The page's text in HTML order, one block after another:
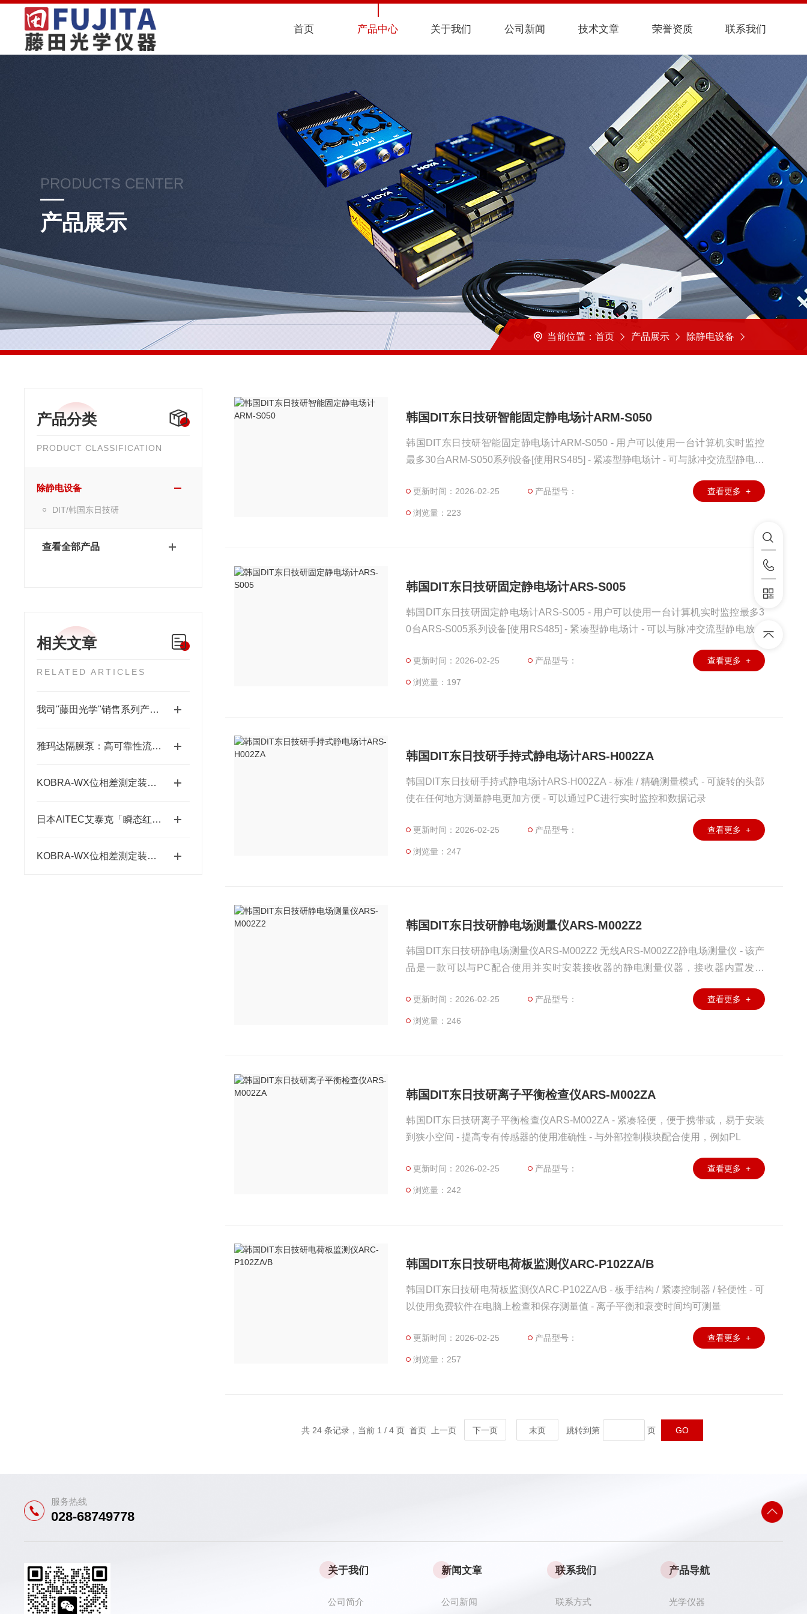
首页 产品中心 关于我们 公司新闻 技术文章 荣誉资质 联系我们
PRODUCTS CENTER
产品展示
当前位置： 首页 产品展示 除静电设备
产品分类
PRODUCT CLASSIFICATION
除静电设备
DIT/韩国东日技研
查看全部产品
相关文章
RELATED ARTICLES
我司''藤田光学''销售系列产品成为日本MUSASHI武蔵新的代理店
雅玛达隔膜泵：高可靠性流体输送的工业优选
KOBRA-WX位相差測定装置：高精度光学相位测量的关键技术解析
日本AITEC艾泰克「瞬态红外脉冲加热模块」总代理
KOBRA-WX位相差測定装置技术原理：让“相位”变成“光强”
韩国DIT东日技研智能固定静电场计ARM-S050
韩国DIT东日技研智能固定静电场计ARM-S050 - 用户可以使用一台计算机实时监控
最多30台ARM-S050系列设备[使用RS485] - 紧凑型静电场计 - 可与脉冲交流型静电放
准 / 精确测量模式 - 提供监控软件
更新时间：2026-02-25 产品型号：
浏览量：223
查看更多 +
韩国DIT东日技研固定静电场计ARS-S005
韩国DIT东日技研固定静电场计ARS-S005 - 用户可以使用一台计算机实时监控最多3
0台ARS-S005系列设备[使用RS485] - 紧凑型静电场计 - 可以与脉冲交流型静电放电
/ 精确测量模式 - 提供监控软件
更新时间：2026-02-25 产品型号：
浏览量：197
查看更多 +
韩国DIT东日技研手持式静电场计ARS-H002ZA
韩国DIT东日技研手持式静电场计ARS-H002ZA - 标准 / 精确测量模式 - 可旋转的头部
使在任何地方测量静电更加方便 - 可以通过PC进行实时监控和数据记录
更新时间：2026-02-25 产品型号：
浏览量：247
查看更多 +
韩国DIT东日技研静电场测量仪ARS-M002Z2
韩国DIT东日技研静电场测量仪ARS-M002Z2 无线ARS-M002Z2静电场测量仪 - 该产
品是一款可以与PC配合使用并实时安装接收器的静电测量仪器，接收器内置发射
更新时间：2026-02-25 产品型号：
浏览量：246
查看更多 +
韩国DIT东日技研离子平衡检查仪ARS-M002ZA
韩国DIT东日技研离子平衡检查仪ARS-M002ZA - 紧凑轻便，便于携带或，易于安装
到狭小空间 - 提高专有传感器的使用准确性 - 与外部控制模块配合使用，例如PL
更新时间：2026-02-25 产品型号：
浏览量：242
查看更多 +
韩国DIT东日技研电荷板监测仪ARC-P102ZA/B
韩国DIT东日技研电荷板监测仪ARC-P102ZA/B - 板手结构 / 紧凑控制器 / 轻便性 - 可
以使用免费软件在电脑上检查和保存测量值 - 离子平衡和衰变时间均可测量
更新时间：2026-02-25 产品型号：
浏览量：257
查看更多 +
共 24 条记录，当前 1 / 4 页 首页 上一页 下一页 末页 跳转到第 页
服务热线
028-68749778
关于我们
公司简介
新闻文章
公司新闻
联系我们
联系方式
产品导航
光学仪器